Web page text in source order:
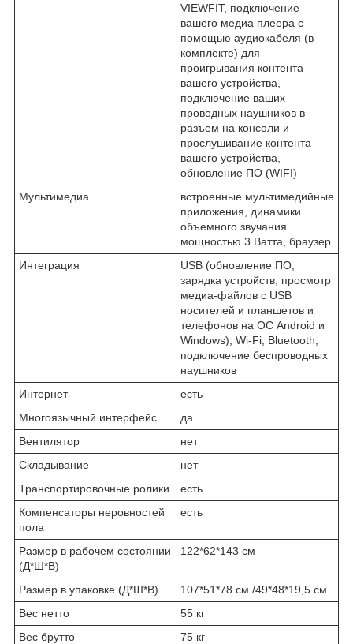
VIEWFIT, подключение
вашего медиа плеера с
помощью аудиокабеля (в
комплекте) для
проигрывания контента
вашего устройства,
подключение ваших
проводных наушников в
разъем на консоли и
прослушивание контента
вашего устройства,
обновление ПО (WIFI)
Мультимедиа
встроенные мультимедийные
приложения, динамики
объемного звучания
мощностью 3 Ватта, браузер
Интеграция
USB (обновление ПО,
зарядка устройств, просмотр
медиа-файлов с USB
носителей и планшетов и
телефонов на ОС Android и
Windows), Wi-Fi, Bluetooth,
подключение беспроводных
наушников
Интернет
есть
Многоязычный интерфейс
да
Вентилятор
нет
Складывание
нет
Транспортировочные ролики
есть
Компенсаторы неровностей
пола
есть
Размер в рабочем состоянии
(Д*Ш*В)
122*62*143 см
Размер в упаковке (Д*Ш*В)
107*51*78 см./49*48*19,5 см
Вес нетто
55 кг
Вес брутто
75 кг